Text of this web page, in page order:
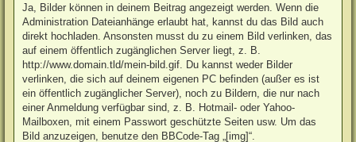
Ja, Bilder können in deinem Beitrag angezeigt werden. Wenn die
Administration Dateianhänge erlaubt hat, kannst du das Bild auch
direkt hochladen. Ansonsten musst du zu einem Bild verlinken, das
auf einem öffentlich zugänglichen Server liegt, z. B.
http://www.domain.tld/mein-bild.gif. Du kannst weder Bilder
verlinken, die sich auf deinem eigenen PC befinden (außer es ist
ein öffentlich zugänglicher Server), noch zu Bildern, die nur nach
einer Anmeldung verfügbar sind, z. B. Hotmail- oder Yahoo-
Mailboxen, mit einem Passwort geschützte Seiten usw. Um das
Bild anzuzeigen, benutze den BBCode-Tag „[img]“.